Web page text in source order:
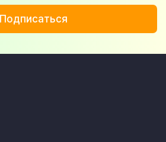
Подписаться